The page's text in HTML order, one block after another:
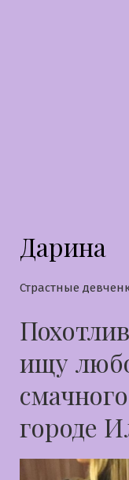
Дарина
Страстные
ищу
городе